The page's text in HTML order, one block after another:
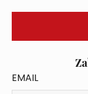
EMAIL